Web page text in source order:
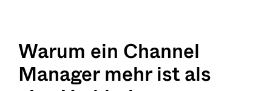
Warum ein Channel
Manager mehr ist als